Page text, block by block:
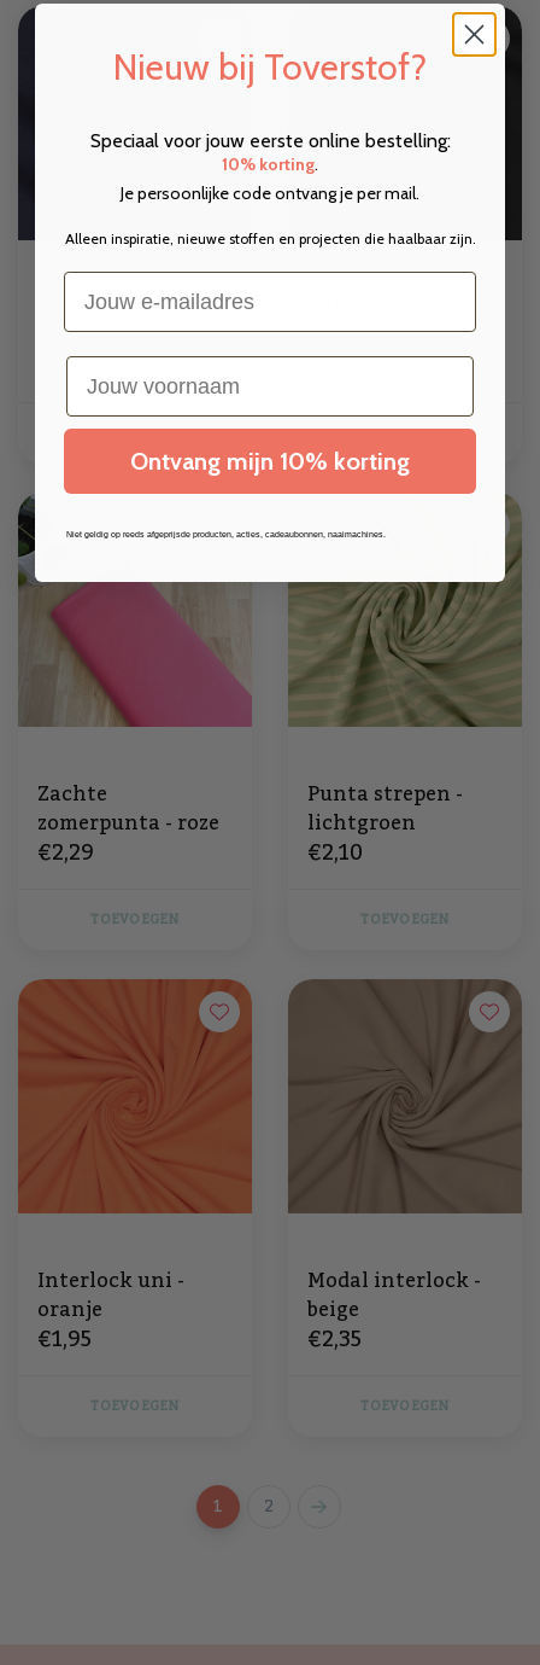
Punta di roma -
marineblauw
€1,70
TOEVOEGEN
zwart
€1,70
TOEVOEGEN
Zachte
zomerpunta - roze
€2,29
TOEVOEGEN
Punta strepen -
lichtgroen
€2,10
TOEVOEGEN
Interlock uni -
oranje
€1,95
TOEVOEGEN
Modal interlock -
beige
€2,35
TOEVOEGEN
1 2
Nieuw bij Toverstof?
Speciaal voor jouw eerste online bestelling:
10% korting.
Je persoonlijke code ontvang je per mail.
Alleen inspiratie, nieuwe stoffen en projecten die haalbaar zijn.
Email
voornaam
Ontvang mijn 10% korting
Niet geldig op reeds afgeprijsde producten, acties, cadeaubonnen, naaimachines.